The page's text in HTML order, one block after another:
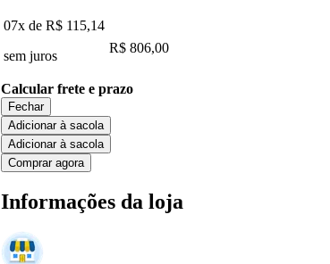
07x de R$ 115,14
sem juros
R$ 806,00
Calcular frete e prazo
Fechar
Adicionar à sacola
Adicionar à sacola
Comprar agora
Informações da loja